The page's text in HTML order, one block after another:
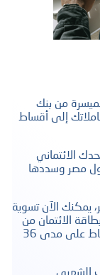
من بنك
إلى أقساط
على حتى 50٪ من حدك الائتماني
مصر وسددها
يمكنك الآن تسوية
الائتمان من
بنك أبوظبي الأول مصر وسداد المبلغ على أقساط على مدى 36